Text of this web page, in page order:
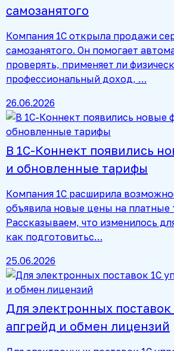
самозанятого
Компания 1С открыла продажи
самозанятого. Он помогает
проверять, применяет ли
профессиональный доход, …
26.06.2026
В 1С-Коннект появились
и обновленные тарифы
Компания 1С расширила
объявила новые цены на платные
Рассказываем, что изменилось
как подготовитьс…
25.06.2026
Для электронных поставок
апгрейд и обмен лицензий